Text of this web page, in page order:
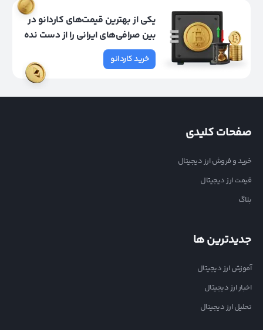
یکی از بهترین قیمت‌های کاردانو در
بین صرافی‌های ایرانی را از دست نده
خرید کاردانو
صفحات کلیدی
خرید و فروش ارز دیجیتال
قیمت ارز دیجیتال
بلاگ
جدیدترین ها
آموزش ارز دیجیتال
اخبار ارز دیجیتال
تحلیل ارز دیجیتال